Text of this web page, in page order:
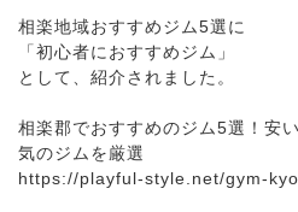
相楽地域おすすめジム5選に
「初心者におすすめジム」
として、紹介されました。
相楽郡でおすすめのジム5選！安
気のジムを厳選
https://playful-style.net/gym-